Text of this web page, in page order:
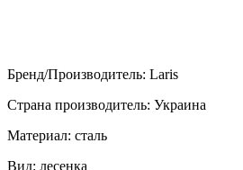
Бренд/Производитель: Laris
Страна производитель: Украина
Материал: сталь
Вид: лесенка